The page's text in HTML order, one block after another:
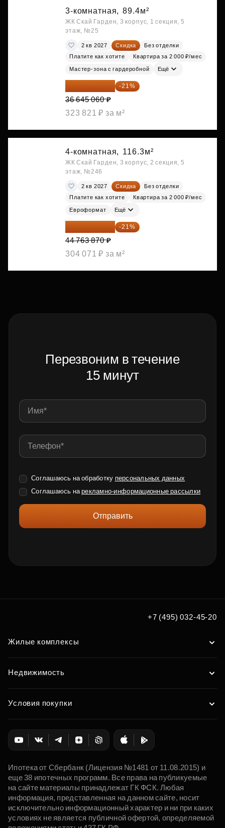
3-комнатная, 89.4м²
ЖК Скай Гарден, 3 корпус, 1 секция, 5
этаж, №25
2 кв 2027 Скидка
Без отделки
Платите как хотите
Квартира за 2 000 ₽/мес
Мастер-зона с гардеробной Ещё
28 949 597 ₽ -21%
36 645 060 ₽
323 821 ₽ за м²
4-комнатная, 116.3м²
ЖК Скай Гарден, 3 корпус, 2 секция, 5
этаж, №246
2 кв 2027 Скидка
Без отделки
Платите как хотите
Квартира за 2 000 ₽/мес
Евроформат Ещё
35 363 457 ₽ -21%
44 763 870 ₽
304 071 ₽ за м²
Перезвоним в течение
15 минут
Соглашаюсь на обработку персональных данных
Соглашаюсь нарекламно-информационные рассылки
Отправить
+7 (495) 032-45-20
Жилые комплексы
Недвижимость
Условия покупки
Ипотека от Сбербанк (Лицензия №1481 от 11.08.2015) и
еще 38 ипотечных программ. Все права на публикуемые
на сайте материалы принадлежат ГК ФСК. Любая
информация, представленная на данном сайте, носит
исключительно информационный характер и ни при каких
условиях не является публичной офертой, определяемой